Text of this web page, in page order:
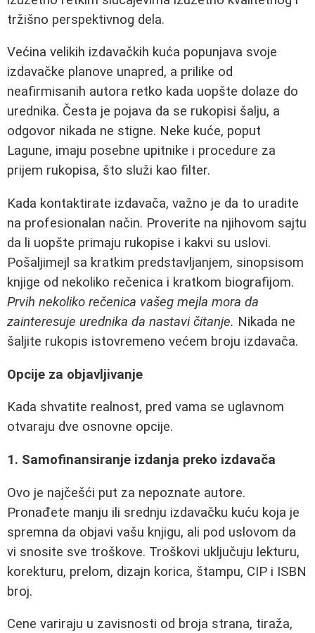
tržišno perspektivnog dela.
Većina velikih izdavačkih kuća popunjava svoje
izdavačke planove unapred, a prilike od
neafirmisanih autora retko kada uopšte dolaze do
urednika. Česta je pojava da se rukopisi šalju, a
odgovor nikada ne stigne. Neke kuće, poput
Lagune, imaju posebne upitnike i procedure za
prijem rukopisa, što služi kao filter.
Kada kontaktirate izdavača, važno je da to uradite
na profesionalan način. Proverite na njihovom sajtu
da li uopšte primaju rukopise i kakvi su uslovi.
Pošaljimejl sa kratkim predstavljanjem, sinopsisom
knjige od nekoliko rečenica i kratkom biografijom.
Prvih nekoliko rečenica vašeg mejla mora da
zainteresuje urednika da nastavi čitanje. Nikada ne
šaljite rukopis istovremeno većem broju izdavača.
Opcije za objavljivanje
Kada shvatite realnost, pred vama se uglavnom
otvaraju dve osnovne opcije.
1. Samofinansiranje izdanja preko izdavača
Ovo je najčešći put za nepoznate autore.
Pronađete manju ili srednju izdavačku kuću koja je
spremna da objavi vašu knjigu, ali pod uslovom da
vi snosite sve troškove. Troškovi uključuju lekturu,
korekturu, prelom, dizajn korica, štampu, CIP i ISBN
broj.
Cene variraju u zavisnosti od broja strana, tiraža,